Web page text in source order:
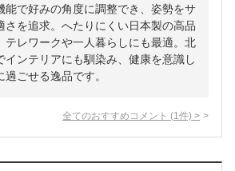
能で好みの角度に調整でき、姿勢をサ
さを追求。へたりにくい日本製の高品
テレワークや一人暮らしにも最適。北
インテリアにも馴染み、健康を意識し
ごせる逸品です。
全てのおすすめコメント (1 件) >